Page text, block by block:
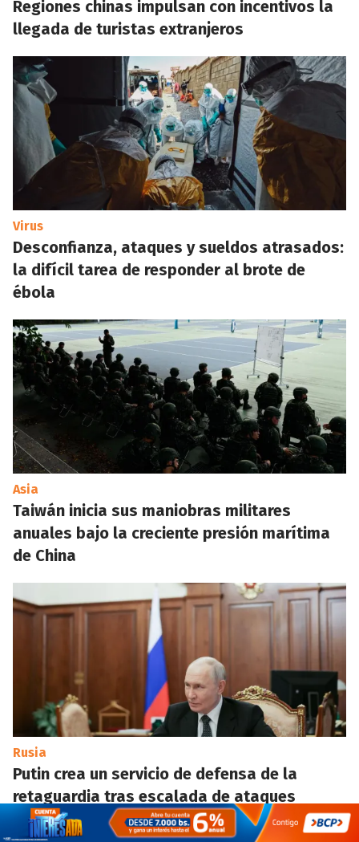
Regiones chinas impulsan con incentivos la
llegada de turistas extranjeros
Virus
Desconfianza, ataques y sueldos atrasados:
la difícil tarea de responder al brote de
ébola
Asia
Taiwán inicia sus maniobras militares
anuales bajo la creciente presión marítima
de China
Rusia
Putin crea un servicio de defensa de la
retaguardia tras escalada de ataques
ucranianos